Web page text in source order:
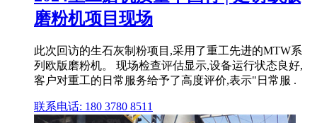
磨粉机项目现场
此次回访的生石灰制粉项目,采用了重工先进的MTW系
列欧版磨粉机。 现场检查评估显示,设备运行状态良好,
客户对重工的日常服务给予了高度评价,表示"日常服 .
联系电话: 180 3780 8511